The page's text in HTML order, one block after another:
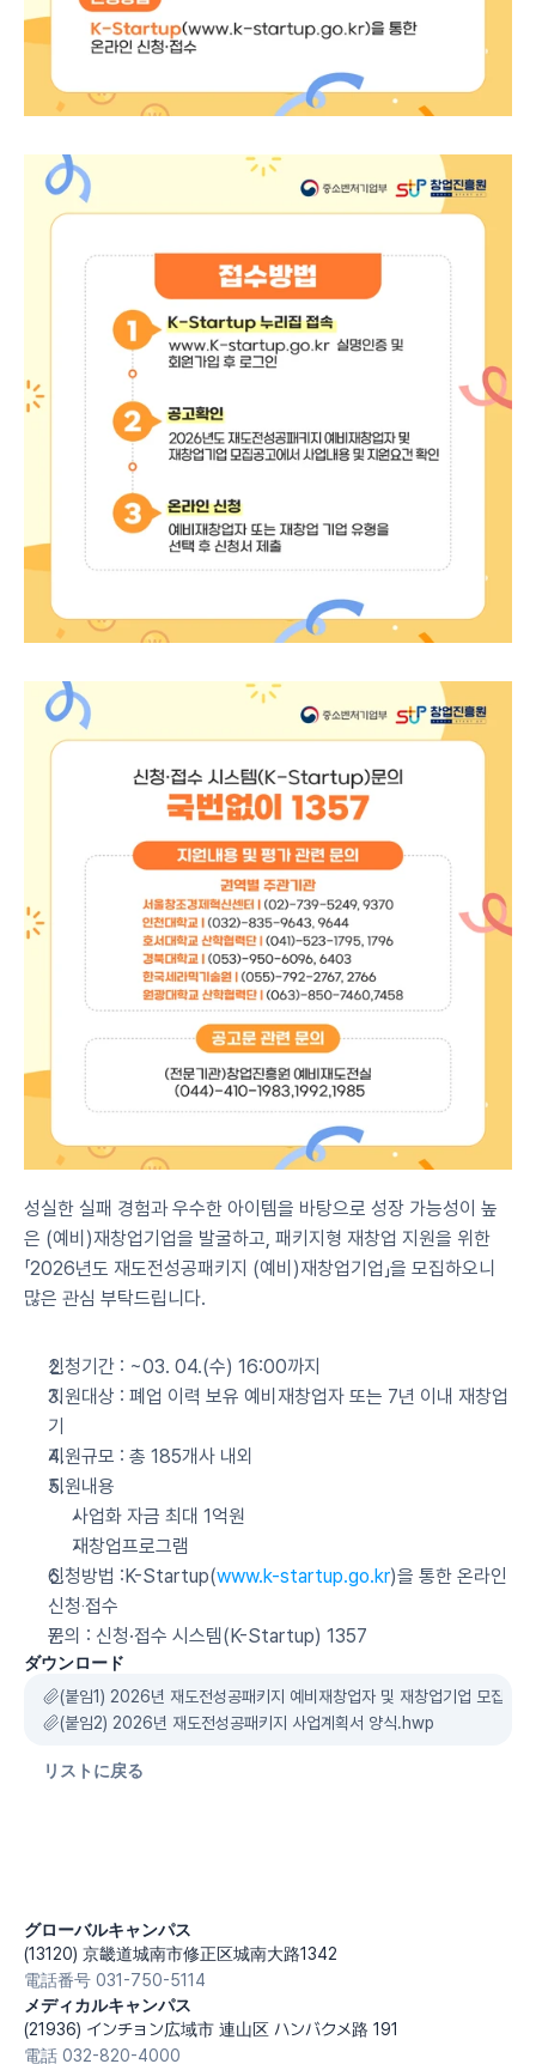
성실한 실패 경험과 우수한 아이템을 바탕으로 성장 가능성이 높
은 (예비)재창업기업을 발굴하고, 패키지형 재창업 지원을 위한
「2026년도 재도전성공패키지 (예비)재창업기업」을 모집하오니
많은 관심 부탁드립니다.
신청기간 : ~03. 04.(수) 16:00까지
지원대상 : 폐업 이력 보유 예비재창업자 또는 7년 이내 재창업
기
지원규모 : 총 185개사 내외
지원내용
사업화 자금 최대 1억원
재창업프로그램
신청방법 :K-Startup(www.k-startup.go.kr)을 통한 온라인
신청‧접수
문의 : 신청·접수 시스템(K-Startup) 1357
ダウンロード
(붙임1) 2026년 재도전성공패키지 예비재창업자 및 재창업기업 모집공
(붙임2) 2026년 재도전성공패키지 사업계획서 양식.hwp
リストに戻る
グローバルキャンパス
(13120) 京畿道城南市修正区城南大路1342
電話番号 031-750-5114
メディカルキャンパス
(21936) インチョン広域市 連山区 ハンバクメ路 191
電話 032-820-4000